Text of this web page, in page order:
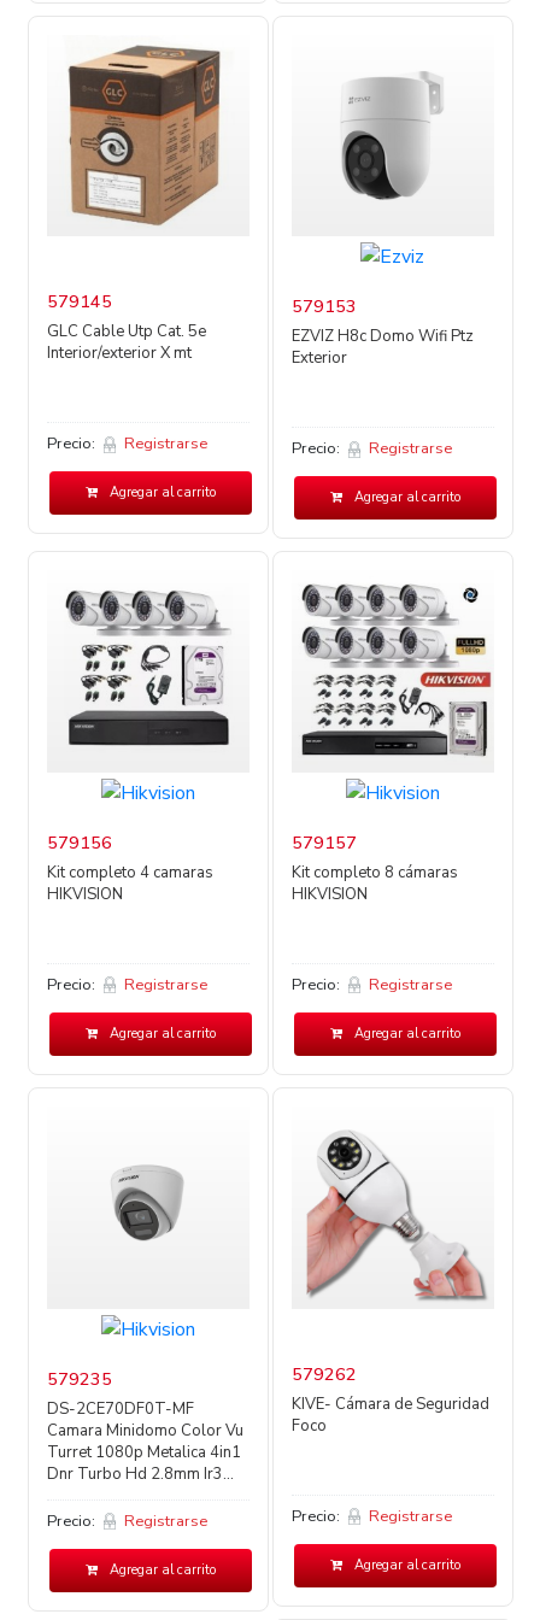
579145
GLC Cable Utp Cat. 5e
Interior/exterior X mt
Precio: Registrarse
Agregar al carrito
579153
EZVIZ H8c Domo Wifi Ptz
Exterior
Precio: Registrarse
Agregar al carrito
579156
Kit completo 4 camaras
HIKVISION
Precio: Registrarse
Agregar al carrito
579157
Kit completo 8 cámaras
HIKVISION
Precio: Registrarse
Agregar al carrito
579235
DS-2CE70DF0T-MF
Camara Minidomo Color Vu
Turret 1080p Metalica 4in1
Dnr Turbo Hd 2.8mm Ir3...
Precio: Registrarse
Agregar al carrito
579262
KIVE- Cámara de Seguridad
Foco
Precio: Registrarse
Agregar al carrito